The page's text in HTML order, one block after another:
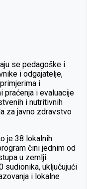
se pedagoške i
i odgajatelje,
i
praćenja i evaluacije
i nutritivnih
za javno zdravstvo
je 38 lokalnih
čini jednim od
u zemlji.
sudionika, uključujući
i lokalne